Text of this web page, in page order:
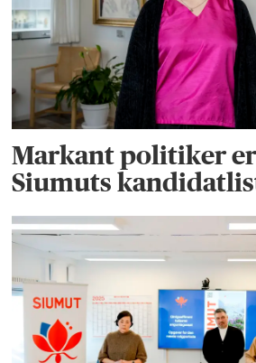
Markant politiker
Siumuts